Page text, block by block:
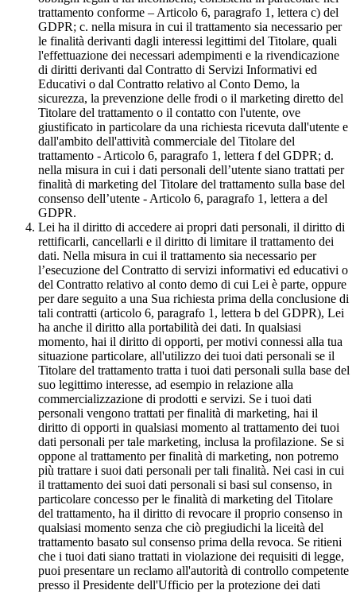
trattamento conforme – Articolo 6, paragrafo 1, lettera c) del
GDPR; c. nella misura in cui il trattamento sia necessario per
le finalità derivanti dagli interessi legittimi del Titolare, quali
l'effettuazione dei necessari adempimenti e la rivendicazione
di diritti derivanti dal Contratto di Servizi Informativi ed
Educativi o dal Contratto relativo al Conto Demo, la
sicurezza, la prevenzione delle frodi o il marketing diretto del
Titolare del trattamento o il contatto con l'utente, ove
giustificato in particolare da una richiesta ricevuta dall'utente e
dall'ambito dell'attività commerciale del Titolare del
trattamento - Articolo 6, paragrafo 1, lettera f del GDPR; d.
nella misura in cui i dati personali dell’utente siano trattati per
finalità di marketing del Titolare del trattamento sulla base del
consenso dell’utente - Articolo 6, paragrafo 1, lettera a del
GDPR.
Lei ha il diritto di accedere ai propri dati personali, il diritto di
rettificarli, cancellarli e il diritto di limitare il trattamento dei
dati. Nella misura in cui il trattamento sia necessario per
l’esecuzione del Contratto di servizi informativi ed educativi o
del Contratto relativo al conto demo di cui Lei è parte, oppure
per dare seguito a una Sua richiesta prima della conclusione di
tali contratti (articolo 6, paragrafo 1, lettera b del GDPR), Lei
ha anche il diritto alla portabilità dei dati. In qualsiasi
momento, hai il diritto di opporti, per motivi connessi alla tua
situazione particolare, all'utilizzo dei tuoi dati personali se il
Titolare del trattamento tratta i tuoi dati personali sulla base del
suo legittimo interesse, ad esempio in relazione alla
commercializzazione di prodotti e servizi. Se i tuoi dati
personali vengono trattati per finalità di marketing, hai il
diritto di opporti in qualsiasi momento al trattamento dei tuoi
dati personali per tale marketing, inclusa la profilazione. Se si
oppone al trattamento per finalità di marketing, non potremo
più trattare i suoi dati personali per tali finalità. Nei casi in cui
il trattamento dei suoi dati personali si basi sul consenso, in
particolare concesso per le finalità di marketing del Titolare
del trattamento, ha il diritto di revocare il proprio consenso in
qualsiasi momento senza che ciò pregiudichi la liceità del
trattamento basato sul consenso prima della revoca. Se ritieni
che i tuoi dati siano trattati in violazione dei requisiti di legge,
puoi presentare un reclamo all'autorità di controllo competente
presso il Presidente dell'Ufficio per la protezione dei dati